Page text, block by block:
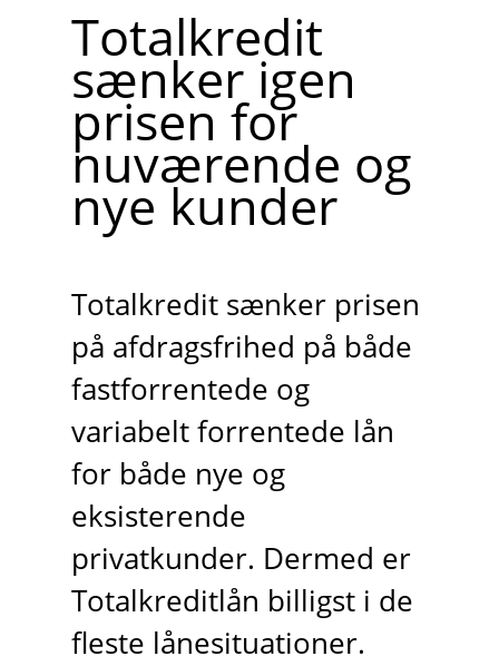
Totalkredit
sænker igen
prisen for
nuværende og
nye kunder
Totalkredit sænker prisen
på afdragsfrihed på både
fastforrentede og
variabelt forrentede lån
for både nye og
eksisterende
privatkunder. Dermed er
Totalkreditlån billigst i de
fleste lånesituationer.